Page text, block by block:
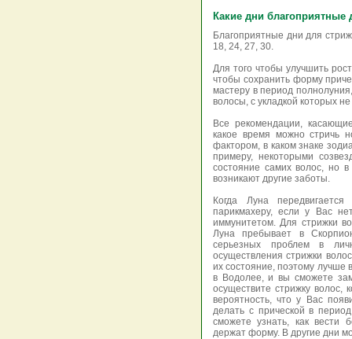
Какие дни благоприятные
Благоприятные дни для
18, 24, 27, 30.
Для того чтобы улучшить
чтобы сохранить форму
мастеру в период
волосы, с укладкой которых
Все рекомендации,
какое время можно стричь
фактором, в каком знаке
примеру, некоторыми
состояние самих волос, но
возникают другие заботы.
Когда Луна
парикмахеру, если у Вас
иммунитетом. Для стрижки
Луна пребывает в
серьезных проблем в
осуществления стрижки
их состояние, поэтому лучше
в Водолее, и вы сможете
осуществите стрижку волос,
вероятность, что у Вас
делать с прической в
сможете узнать, как вести
держат форму. В другие дни